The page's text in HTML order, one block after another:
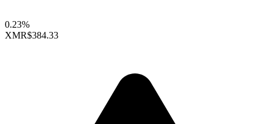
0.23%
XMR$384.33